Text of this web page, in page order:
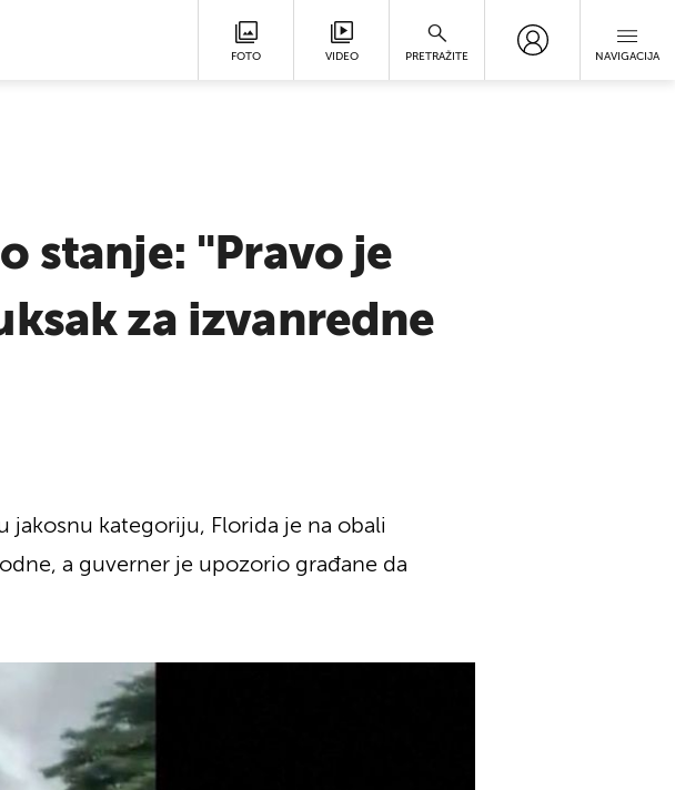
FOTO VIDEO PRETRAŽITE NAVIGACIJA
stanje: "Pravo je
za izvanredne
jakosnu kategoriju, Florida je na obali
a guverner je upozorio građane da